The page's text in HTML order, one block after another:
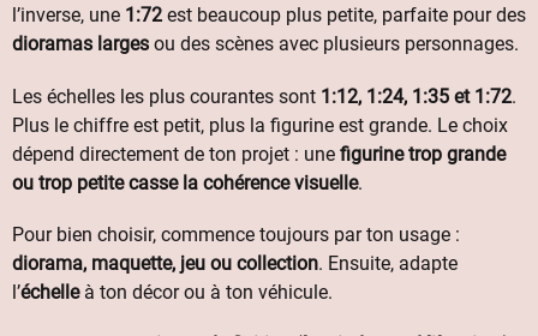
l’inverse, une 1:72 est beaucoup plus petite, parfaite pour des
dioramas larges ou des scènes avec plusieurs personnages.
Les échelles les plus courantes sont 1:12, 1:24, 1:35 et 1:72.
Plus le chiffre est petit, plus la figurine est grande. Le choix
dépend directement de ton projet : une figurine trop grande
ou trop petite casse la cohérence visuelle.
Pour bien choisir, commence toujours par ton usage :
diorama, maquette, jeu ou collection. Ensuite, adapte
l’échelleà ton décor ou à ton véhicule.